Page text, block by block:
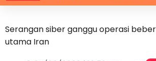
Serangan siber ganggu operasi
utama Iran